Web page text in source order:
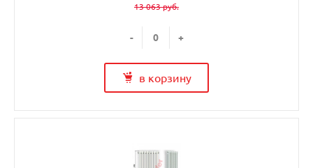
13 063 руб.
- +
в корзину